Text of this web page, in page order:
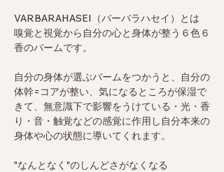
VARBARAHASEI（バーバラハセイ）とは
嗅覚と視覚から自分の心と身体が整う６色６
香のバームです。
自分の身体が選ぶバームをつかうと、自分の
体幹=コアが整い、気になるところが保湿で
きて、無意識下で影響をうけている・光・香
り・音・触覚などの感覚に作用し自分本来の
身体や心の状態に導いてくれます。
"なんとなく"のしんどさがなくなる